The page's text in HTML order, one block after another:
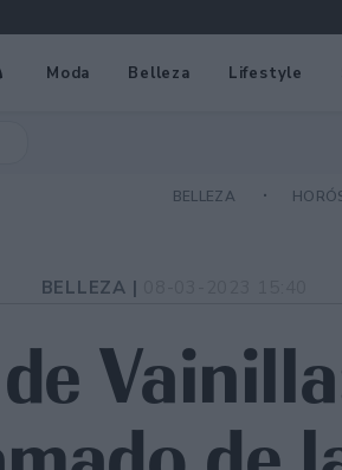
Moda Belleza Lifestyle
BELLEZA
BELLEZA |